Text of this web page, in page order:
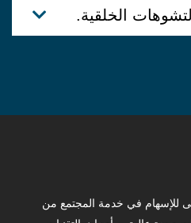
للإسهام في خدمة المجتمع من